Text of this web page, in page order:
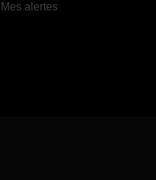
Mes alertes